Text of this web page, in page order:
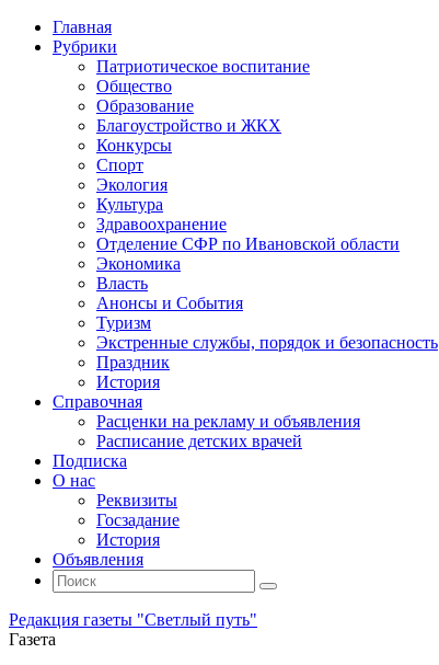
Главная
Рубрики
Патриотическое воспитание
Общество
Образование
Благоустройство и ЖКХ
Конкурсы
Спорт
Экология
Культура
Здравоохранение
Отделение СФР по Ивановской области
Экономика
Власть
Анонсы и События
Туризм
Экстренные службы, порядок и безопасность
Праздник
История
Справочная
Расценки на рекламу и объявления
Расписание детских врачей
Подписка
О нас
Реквизиты
Госзадание
История
Объявления
Поиск
Искать:
Поиск
Редакция газеты "Светлый путь"
Газета